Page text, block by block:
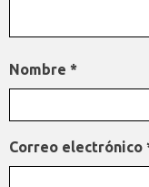
Nombre *
Correo electrónico